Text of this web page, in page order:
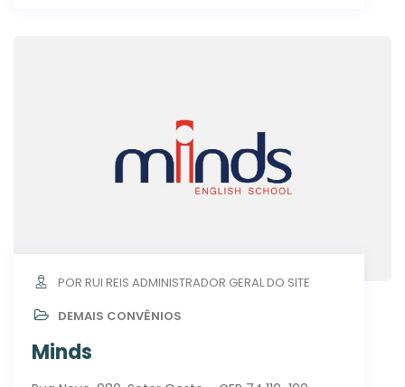
POR RUI REIS ADMINISTRADOR GERAL DO SITE
DEMAIS CONVÊNIOS
Minds